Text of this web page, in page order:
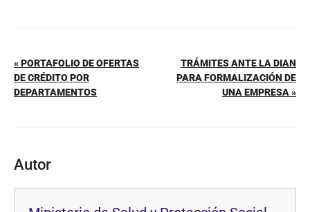
« PORTAFOLIO DE OFERTAS
DE CRÉDITO POR
DEPARTAMENTOS
TRÁMITES ANTE LA DIAN
PARA FORMALIZACIÓN DE
UNA EMPRESA »
Autor